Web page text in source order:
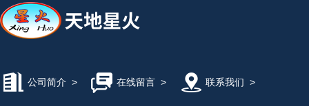
公司简介 > 在线留言> 联系我们 >